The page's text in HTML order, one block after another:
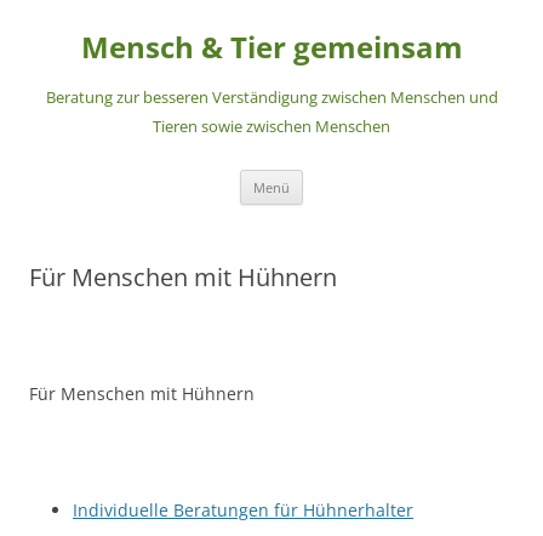
springenMensch & Tier gemeinsam
Beratung zur besseren Verständigung zwischen Menschen und
Tieren sowie zwischen Menschen
Menü
Für Menschen mit Hühnern
Für Menschen mit Hühnern
Individuelle Beratungen für Hühnerhalter